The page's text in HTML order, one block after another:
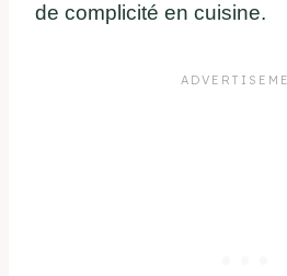
de complicité en cuisine.